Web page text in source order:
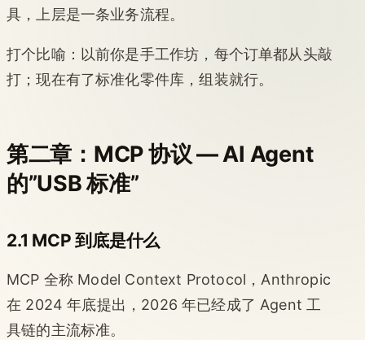
具，上层是一条业务流程。
打个比喻：以前你是手工作坊，每个订单都从头敲
打；现在有了标准化零件库，组装就行。
第二章：MCP 协议 — AI Agent
的”USB 标准”
2.1 MCP 到底是什么
MCP 全称 Model Context Protocol，Anthropic
在 2024 年底提出，2026 年已经成了 Agent 工
具链的主流标准。